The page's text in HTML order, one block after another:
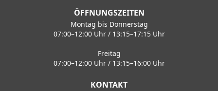
ÖFFNUNGSZEITEN
Montag bis Donnerstag
07:00–12:00 Uhr / 13:15–17:15 Uhr
Freitag
07:00–12:00 Uhr / 13:15–16:00 Uhr
KONTAKT